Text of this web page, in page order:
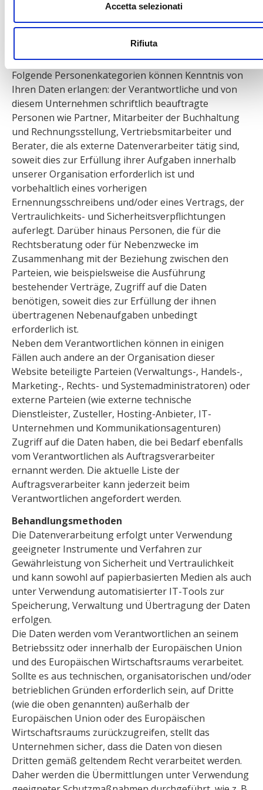
Accetta selezionati
Rifiuta
Cookies“. Weitere Informationen finden Sie in der
Cookie-Richtlinie
Kategorien von Empfängern personenbezogener
Daten
Folgende Personenkategorien können Kenntnis von
Ihren Daten erlangen: der Verantwortliche und von
diesem Unternehmen schriftlich beauftragte
Personen wie Partner, Mitarbeiter der Buchhaltung
und Rechnungsstellung, Vertriebsmitarbeiter und
Berater, die als externe Datenverarbeiter tätig sind,
soweit dies zur Erfüllung ihrer Aufgaben innerhalb
unserer Organisation erforderlich ist und
vorbehaltlich eines vorherigen
Ernennungsschreibens und/oder eines Vertrags, der
Vertraulichkeits- und Sicherheitsverpflichtungen
auferlegt. Darüber hinaus Personen, die für die
Rechtsberatung oder für Nebenzwecke im
Zusammenhang mit der Beziehung zwischen den
Parteien, wie beispielsweise die Ausführung
bestehender Verträge, Zugriff auf die Daten
benötigen, soweit dies zur Erfüllung der ihnen
übertragenen Nebenaufgaben unbedingt
erforderlich ist.
Neben dem Verantwortlichen können in einigen
Fällen auch andere an der Organisation dieser
Website beteiligte Parteien (Verwaltungs-, Handels-,
Marketing-, Rechts- und Systemadministratoren) oder
externe Parteien (wie externe technische
Dienstleister, Zusteller, Hosting-Anbieter, IT-
Unternehmen und Kommunikationsagenturen)
Zugriff auf die Daten haben, die bei Bedarf ebenfalls
vom Verantwortlichen als Auftragsverarbeiter
ernannt werden. Die aktuelle Liste der
Auftragsverarbeiter kann jederzeit beim
Verantwortlichen angefordert werden.
Behandlungsmethoden
Die Datenverarbeitung erfolgt unter Verwendung
geeigneter Instrumente und Verfahren zur
Gewährleistung von Sicherheit und Vertraulichkeit
und kann sowohl auf papierbasierten Medien als auch
unter Verwendung automatisierter IT-Tools zur
Speicherung, Verwaltung und Übertragung der Daten
erfolgen.
Die Daten werden vom Verantwortlichen an seinem
Betriebssitz oder innerhalb der Europäischen Union
und des Europäischen Wirtschaftsraums verarbeitet.
Sollte es aus technischen, organisatorischen und/oder
betrieblichen Gründen erforderlich sein, auf Dritte
(wie die oben genannten) außerhalb der
Europäischen Union oder des Europäischen
Wirtschaftsraums zurückzugreifen, stellt das
Unternehmen sicher, dass die Daten von diesen
Dritten gemäß geltendem Recht verarbeitet werden.
Daher werden die Übermittlungen unter Verwendung